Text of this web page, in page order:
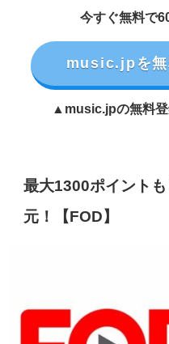
今すぐ無料で
music.jpを無
▲music.jpの無料
最大1300ポイント
元！【FOD】